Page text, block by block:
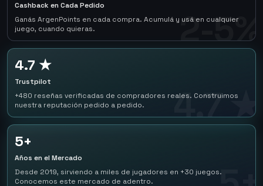
2-5%
Cashback en Cada Pedido
Ganás ArgenPoints en cada compra. Acumulá y usá en cualquier
juego, cuando quieras.
4.7 ★
4.7 ★
Trustpilot
+480 reseñas verificadas de compradores reales. Construimos
nuestra reputación pedido a pedido.
5+
Años en el Mercado
Desde 2019, sirviendo a miles de jugadores en +30 juegos.
Conocemos este mercado de adentro.